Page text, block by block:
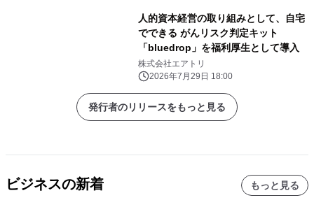
人的資本経営の取り組みとして、自宅
でできる がんリスク判定キット
「bluedrop」を福利厚生として導入
株式会社エアトリ
2026年7月29日 18:00
発行者のリリースをもっと見る
ビジネスの新着 もっと見る